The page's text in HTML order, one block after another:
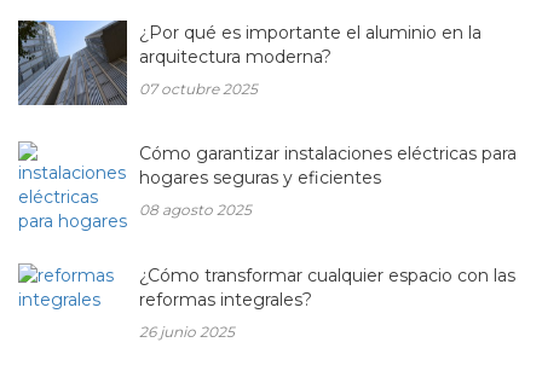
¿Por qué es importante el aluminio en la
arquitectura moderna?
07 octubre 2025
Cómo garantizar instalaciones eléctricas para
hogares seguras y eficientes
08 agosto 2025
¿Cómo transformar cualquier espacio con las
reformas integrales?
26 junio 2025